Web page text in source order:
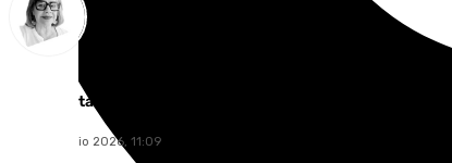
Ana Villalta
jueves, 9 julio 2026, 11:09